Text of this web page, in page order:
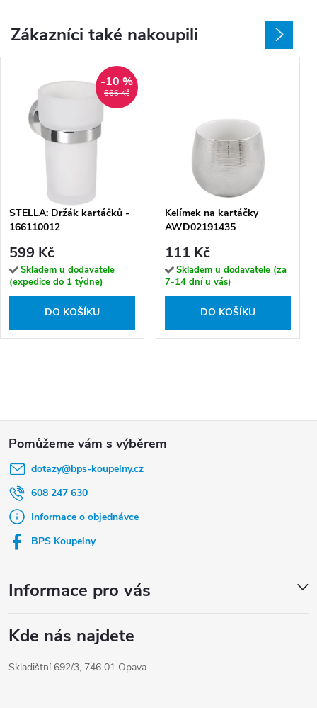
Zákazníci také nakoupili
666 Kč
-10 %
STELLA: Držák kartáčků -
166110012
599 Kč
Skladem u dodavatele
(expedice do 1 týdne)
DO KOŠÍKU
Kelímek na kartáčky
AWD02191435
111 Kč
Skladem u dodavatele (za
7-14 dní u vás)
DO KOŠÍKU
dotazy@bps-koupelny.cz
608 247 630
Informace o objednávce
BPS Koupelny
Informace pro vás
Kde nás najdete
Skladištní 692/3, 746 01 Opava